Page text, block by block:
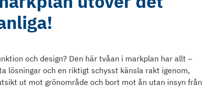
och design? Den här tvåan i markplan har allt –
lösningar och en riktigt schysst känsla rakt igenom,
ut mot grönområde och bort mot ån utan insyn från